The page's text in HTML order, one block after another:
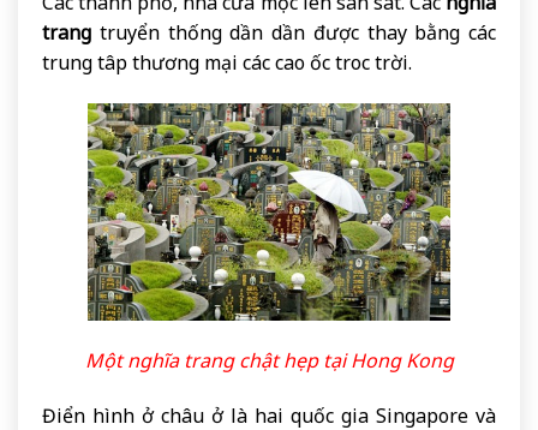
trang truyển thống dần dần được thay bằng các
trung tâp thương mại các cao ốc troc trời.
Một nghĩa trang chật hẹp tại Hong Kong
Điển hình ở châu ở là hai quốc gia Singapore và